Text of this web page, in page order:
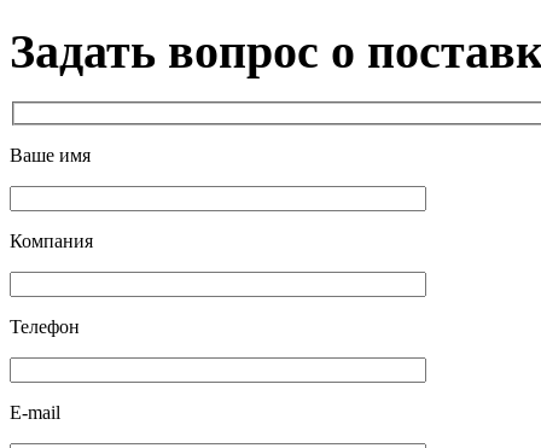
Задать вопрос о
Ваше имя
Компания
Телефон
E-mail